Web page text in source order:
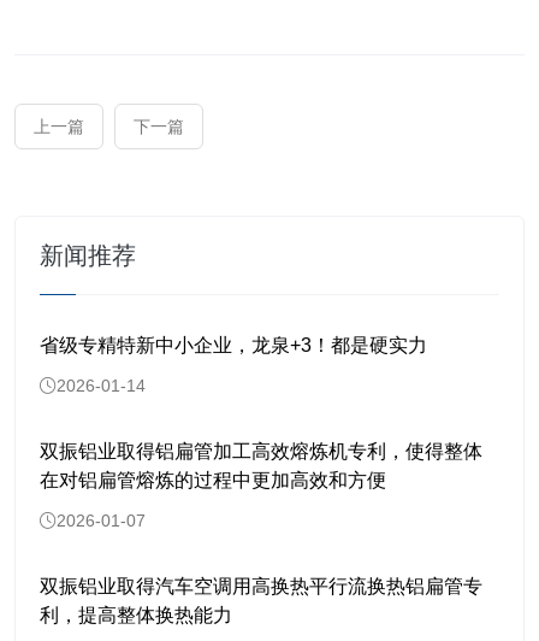
上一篇 下一篇
新闻推荐
省级专精特新中小企业，龙泉+3！都是硬实力
2026-01-14
双振铝业取得铝扁管加工高效熔炼机专利，使得整体
在对铝扁管熔炼的过程中更加高效和方便
2026-01-07
双振铝业取得汽车空调用高换热平行流换热铝扁管专
利，提高整体换热能力